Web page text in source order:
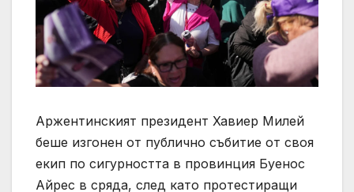
Аржентинският президент Хавиер Милей
беше изгонен от публично събитие от своя
екип по сигурността в провинция Буенос
Айрес в сряда, след като протестиращи